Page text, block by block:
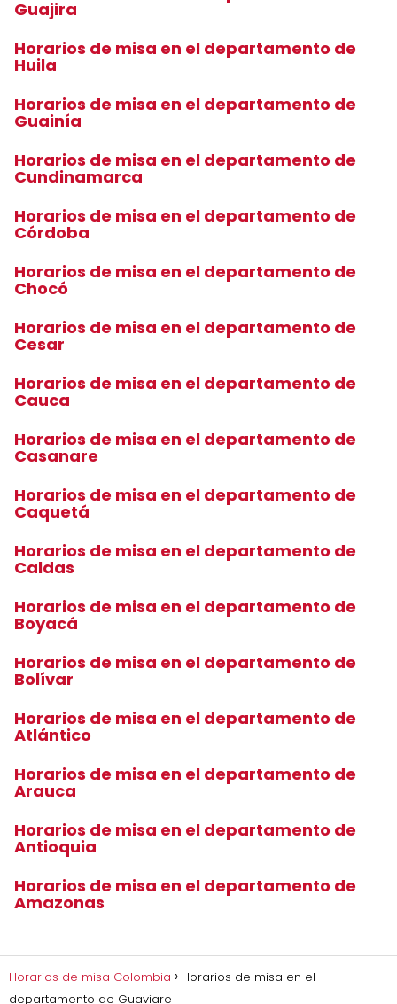
Guajira
Horarios de misa en el departamento de
Huila
Horarios de misa en el departamento de
Guainía
Horarios de misa en el departamento de
Cundinamarca
Horarios de misa en el departamento de
Córdoba
Horarios de misa en el departamento de
Chocó
Horarios de misa en el departamento de
Cesar
Horarios de misa en el departamento de
Cauca
Horarios de misa en el departamento de
Casanare
Horarios de misa en el departamento de
Caquetá
Horarios de misa en el departamento de
Caldas
Horarios de misa en el departamento de
Boyacá
Horarios de misa en el departamento de
Bolívar
Horarios de misa en el departamento de
Atlántico
Horarios de misa en el departamento de
Arauca
Horarios de misa en el departamento de
Antioquia
Horarios de misa en el departamento de
Amazonas
Horarios de misa Colombia
Horarios de misa en el
departamento de Guaviare